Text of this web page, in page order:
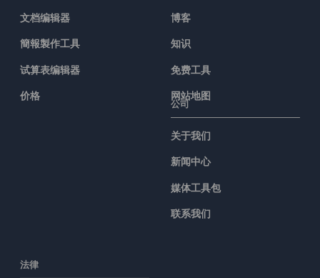
文档编辑器
簡報製作工具
试算表编辑器
价格
博客
知识
免费工具
网站地图
公司
关于我们
新闻中心
媒体工具包
联系我们
法律